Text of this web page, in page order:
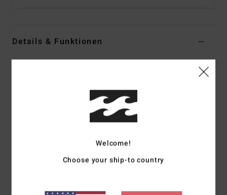
Details & Funktionen
Polyester und 9 % Elastan
Rundhalsausschnitt
Beine:Hohe Beinausschnitte
Welcome!
Choose your ship-to country